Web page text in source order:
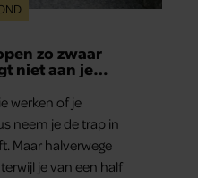
zo zwaar
niet aan je
werken of je
neem je de trap in
Maar halverwege
je van een half